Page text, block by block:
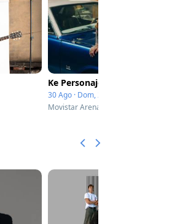
Ke Personajes
30 Ago · Dom, 20:00
Movistar Arena - Santiago, Chile